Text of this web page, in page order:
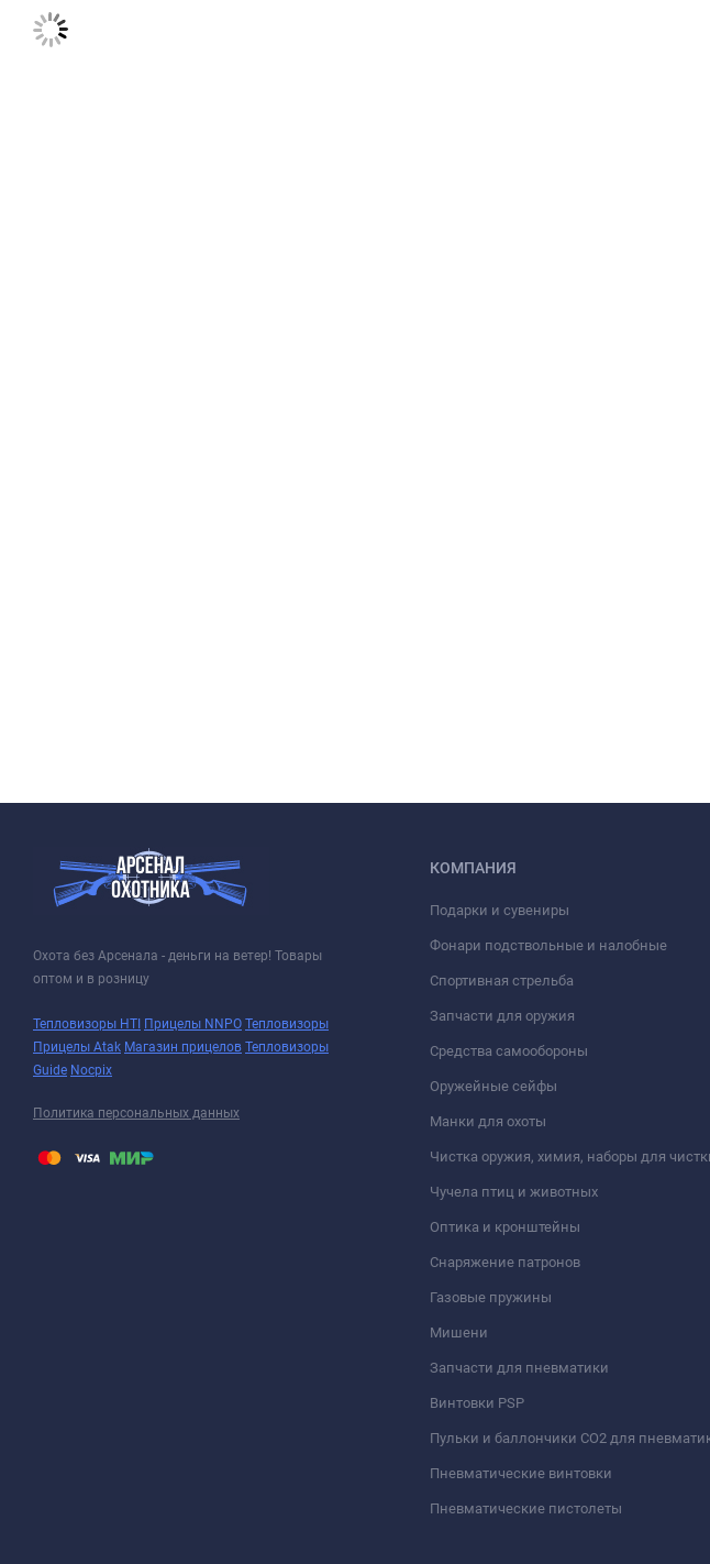
Охота без Арсенала - деньги на ветер! Товары
оптом и в розницу
Тепловизоры HTI Прицелы NNPO Тепловизоры
Прицелы Atak Магазин прицелов Тепловизоры
Guide Nocpix
Политика персональных данных
КОМПАНИЯ
Подарки и сувениры
Фонари подствольные и налобные
Спортивная стрельба
Запчасти для оружия
Средства самообороны
Оружейные сейфы
Манки для охоты
Чистка оружия, химия, наборы для
Чучела птиц и животных
Оптика и кронштейны
Снаряжение патронов
Газовые пружины
Мишени
Запчасти для пневматики
Винтовки PSP
Пульки и баллончики СО2 для
Пневматические винтовки
Пневматические пистолеты